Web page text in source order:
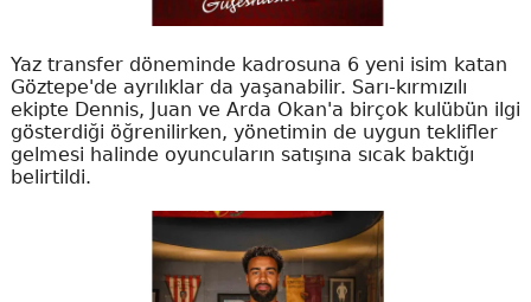
Yaz transfer döneminde kadrosuna 6 yeni isim katan
Göztepe'de ayrılıklar da yaşanabilir. Sarı-kırmızılı
ekipte Dennis, Juan ve Arda Okan'a birçok kulübün ilgi
gösterdiği öğrenilirken, yönetimin de uygun teklifler
gelmesi halinde oyuncuların satışına sıcak baktığı
belirtildi.